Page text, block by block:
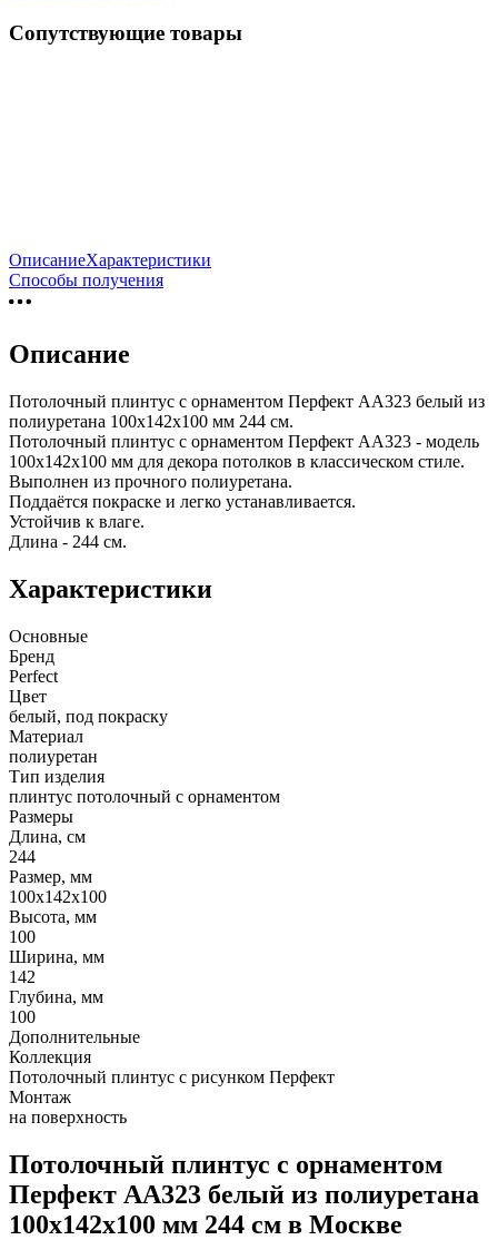
Сопутствующие товары
ОписаниеХарактеристики
Способы получения
Описание
Потолочный плинтус с орнаментом Перфект AA323 белый из
полиуретана 100х142х100 мм 244 см.
Потолочный плинтус с орнаментом Перфект AA323 - модель
100х142х100 мм для декора потолков в классическом стиле.
Выполнен из прочного полиуретана.
Поддаётся покраске и легко устанавливается.
Устойчив к влаге.
Длина - 244 см.
Характеристики
Основные
Бренд
Perfect
Цвет
белый, под покраску
Материал
полиуретан
Тип изделия
плинтус потолочный с орнаментом
Размеры
Длина, см
244
Размер, мм
100х142х100
Высота, мм
100
Ширина, мм
142
Глубина, мм
100
Дополнительные
Коллекция
Потолочный плинтус с рисунком Перфект
Монтаж
на поверхность
Потолочный плинтус с орнаментом
Перфект AA323 белый из полиуретана
100х142х100 мм 244 см в Москве